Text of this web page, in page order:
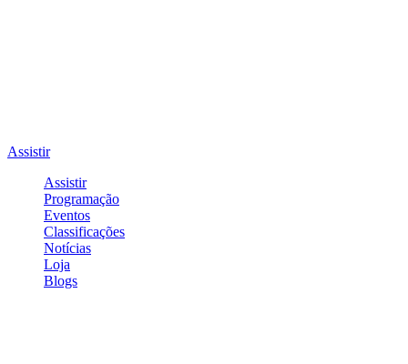
Assistir
Assistir
Programação
Eventos
Classificações
Notícias
Loja
Blogs